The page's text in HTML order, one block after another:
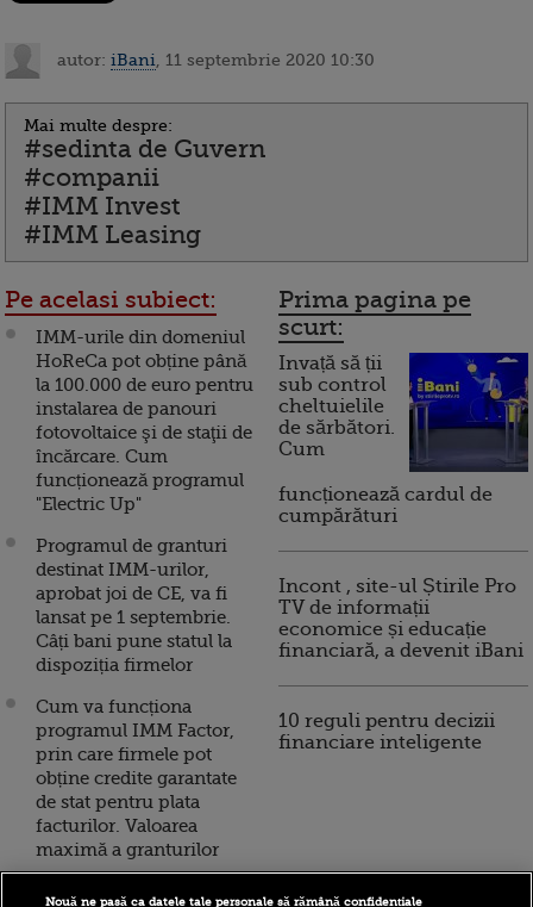
autor: iBani , 11 septembrie 2020 10:30
Mai multe despre:
#sedinta de Guvern
#companii
#IMM Invest
#IMM Leasing
Pe acelasi subiect:
IMM-urile din domeniul
HoReCa pot obține până
la 100.000 de euro pentru
instalarea de panouri
fotovoltaice şi de staţii de
încărcare. Cum
funcționează programul
"Electric Up"
Programul de granturi
destinat IMM-urilor,
aprobat joi de CE, va fi
lansat pe 1 septembrie.
Câți bani pune statul la
dispoziția firmelor
Cum va funcționa
programul IMM Factor,
prin care firmele pot
obține credite garantate
de stat pentru plata
facturilor. Valoarea
maximă a granturilor
CE a aprobat ajutorul de
Prima pagina pe
scurt:
Invață să ții
sub control
cheltuielile
de sărbători.
Cum
funcționează cardul de
cumpărături
Incont , site-ul Știrile Pro
TV de informații
economice și educație
financiară, a devenit iBani
10 reguli pentru decizii
financiare inteligente
Nouă ne pasă ca datele tale personale să rămână confidențiale